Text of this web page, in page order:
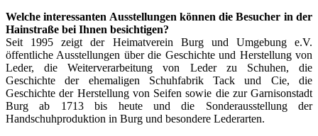
Welche interessanten Ausstellungen können die Besucher in der
Hainstraße bei Ihnen besichtigen?
Seit 1995 zeigt der Heimatverein Burg und Umgebung e.V.
öffentliche Ausstellungen über die Geschichte und Herstellung von
Leder, die Weiterverarbeitung von Leder zu Schuhen, die
Geschichte der ehemaligen Schuhfabrik Tack und Cie, die
Geschichte der Herstellung von Seifen sowie die zur Garnisonstadt
Burg ab 1713 bis heute und die Sonderausstellung der
Handschuhproduktion in Burg und besondere Lederarten.